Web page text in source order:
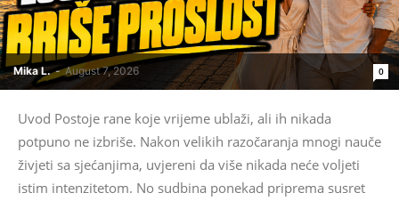
Mika L. - August 7, 2026 0
Uvod Postoje rane koje vrijeme ublaži, ali ih nikada
potpuno ne izbriše. Nakon velikih razočaranja mnogi nauče
živjeti sa sjećanjima, uvjereni da više nikada neće voljeti
istim intenzitetom. No sudbina ponekad priprema susret